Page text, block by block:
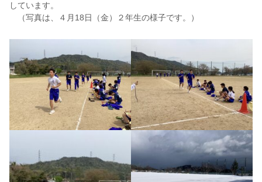
しています。
（写真は、４月18日（金）２年生の様子です。）